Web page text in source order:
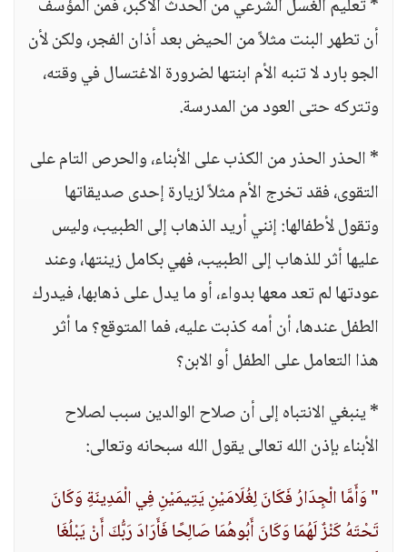
* تعليم الغسل الشرعي من الحدث الأكبر، فمن المؤسف
أن تطهر البنت مثلاً من الحيض بعد أذان الفجر، ولكن لأن
الجو بارد لا تنبه الأم ابنتها لضرورة الاغتسال في وقته،
وتتركه حتى العود من المدرسة.
* الحذر الحذر من الكذب على الأبناء، والحرص التام على
التقوى، فقد تخرج الأم مثلاً لزيارة إحدى صديقاتها
وتقول لأطفالها: إنني أريد الذهاب إلى الطبيب، وليس
عليها أثر للذهاب إلى الطبيب، فهي بكامل زينتها، وعند
عودتها لم تعد معها بدواء، أو ما يدل على ذهابها، فيدرك
الطفل عندها، أن أمه كذبت عليه، فما المتوقع؟ ما أثر
هذا التعامل على الطفل أو الابن؟
* ينبغي الانتباه إلى أن صلاح الوالدين سبب لصلاح
الأبناء بإذن الله تعالى يقول الله سبحانه وتعالى:
" وَأَمَّا الْجِدَارُ فَكَانَ لِغُلَامَيْنِ يَتِيمَيْنِ فِي الْمَدِينَةِ وَكَانَ
تَحْتَهُ كَنْزٌ لَهُمَا وَكَانَ أَبُوهُمَا صَالِحًا فَأَرَادَ رَبُّكَ أَنْ يَبْلُغَا